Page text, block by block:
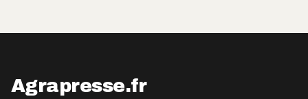
Agrapresse.fr